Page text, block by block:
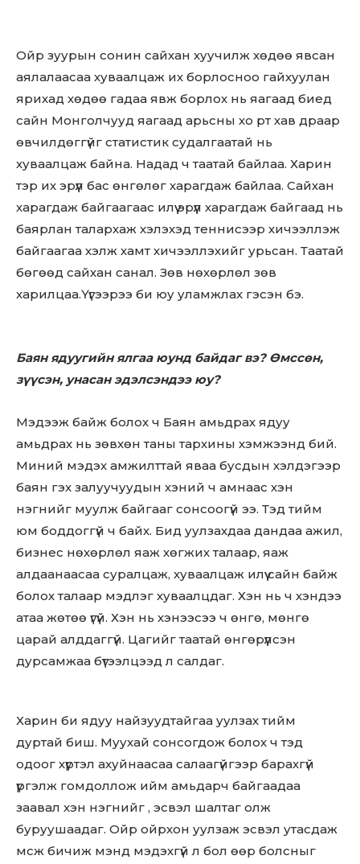
Ойр зуурын сонин сайхан хуучилж хөдөө явсан
аялалаасаа хуваалцаж их борлосноо гайхуулан
ярихад хөдөө гадаа явж борлох нь яагаад биед
сайн Монголчууд яагаад арьсны хо рт хав драар
өвчилдөггүйг статистик судалгаатай нь
хуваалцаж байна. Надад ч таатай байлаа. Харин
тэр их эрүүл бас өнгөлөг харагдаж байлаа. Сайхан
харагдаж байгаагаас илүү эрүүл харагдаж байгаад нь
баярлан талархаж хэлэхэд теннисээр хичээллэж
байгаагаа хэлж хамт хичээллэхийг урьсан. Таатай
бөгөөд сайхан санал. Зөв нөхөрлөл зөв
харилцаа.Үүгээрээ би юу уламжлах гэсэн бэ.
Баян ядуугийн ялгаа юунд байдаг вэ? Өмссөн,
зүүсэн, унасан эдэлсэндээ юу?
Мэдээж байж болох ч Баян амьдрах ядуу
амьдрах нь зөвхөн таны тархины хэмжээнд бий.
Миний мэдэх амжилттай яваа бусдын хэлдэгээр
баян гэх залуучуудын хэний ч амнаас хэн
нэгнийг муулж байгааг сонсоогүй ээ. Тэд тийм
юм боддоггүй ч байх. Бид уулзахдаа дандаа ажил,
бизнес нөхөрлөл яаж хөгжих талаар, яаж
алдаанаасаа суралцаж, хуваалцаж илүү сайн байж
болох талаар мэдлэг хуваалцдаг. Хэн нь ч хэндээ
атаа жөтөө үгүй. Хэн нь хэнээсээ ч өнгө, мөнгө
царай алддаггүй. Цагийг таатай өнгөрүүлсэн
дурсамжаа бүтээлцээд л салдаг.
Харин би ядуу найзуудтайгаа уулзах тийм
дуртай биш. Муухай сонсогдож болох ч тэд
одоог хүртэл ахуйнаасаа салаагүйгээр барахгүй
үргэлж гомдоллож ийм амьдарч байгаадаа
заавал хэн нэгнийг , эсвэл шалтаг олж
буруушаадаг. Ойр ойрхон уулзаж эсвэл утасдаж
мсж бичиж мэнд мэдэхгүй л бол өөр болсныг